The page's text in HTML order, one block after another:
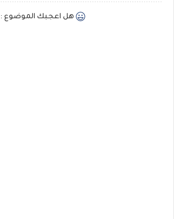
هل اعجبك الموضوع :